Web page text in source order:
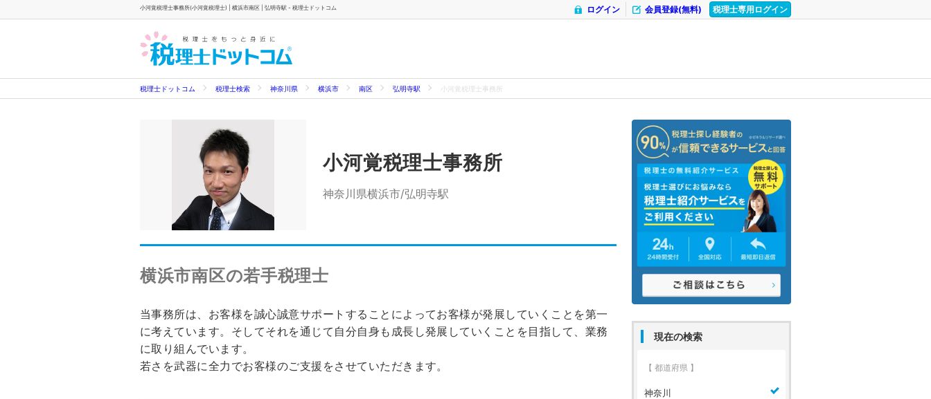
小河覚税理士事務所(小河覚税理士) | 横浜市南区 | 弘明寺駅 - 税理士ドットコム 税理士専用ログイン
会員登録(無料)
ログイン
税理士ドットコム 税理士検索 神奈川県 横浜市 南区 弘明寺駅 小河覚税理士事務所
現在の検索
【 都道府県 】
神奈川
小河覚税理士事務所
神奈川県横浜市/弘明寺駅
横浜市南区の若手税理士
当事務所は、お客様を誠心誠意サポートすることによってお客様が発展していくことを第一
に考えています。そしてそれを通じて自分自身も成長し発展していくことを目指して、業務
に取り組んでいます。
若さを武器に全力でお客様のご支援をさせていただきます。